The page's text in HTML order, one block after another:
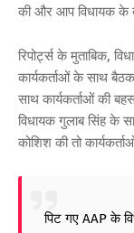
की और आप विधायक के
रिपोर्ट्स के मुताबिक,
कार्यकर्ताओं के साथ
साथ कार्यकर्ताओं की
विधायक गुलाब सिंह के
कोशिश की तो
पिट गए AAP के